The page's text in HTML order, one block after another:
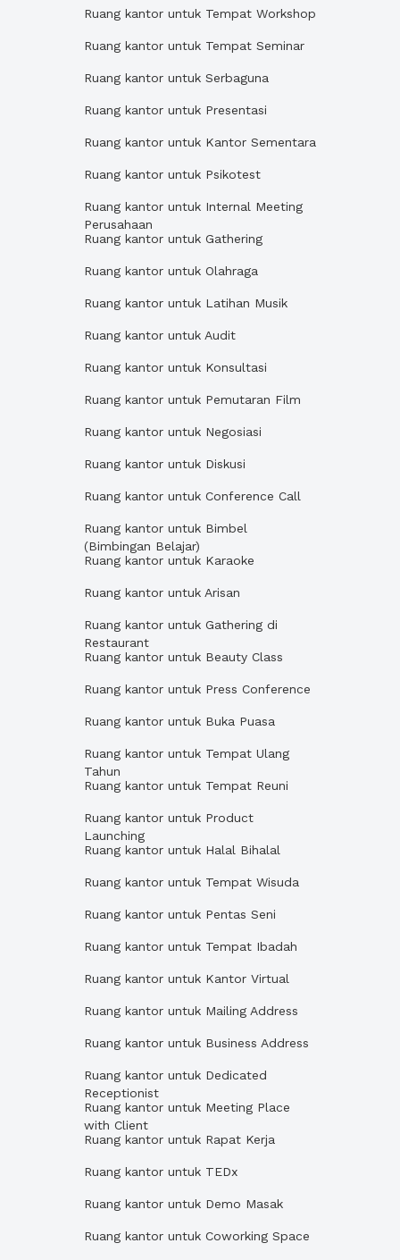
Ruang kantor untuk Tempat Workshop
Ruang kantor untuk Tempat Seminar
Ruang kantor untuk Serbaguna
Ruang kantor untuk Presentasi
Ruang kantor untuk Kantor Sementara
Ruang kantor untuk Psikotest
Ruang kantor untuk Internal Meeting
Perusahaan
Ruang kantor untuk Gathering
Ruang kantor untuk Olahraga
Ruang kantor untuk Latihan Musik
Ruang kantor untuk Audit
Ruang kantor untuk Konsultasi
Ruang kantor untuk Pemutaran Film
Ruang kantor untuk Negosiasi
Ruang kantor untuk Diskusi
Ruang kantor untuk Conference Call
Ruang kantor untuk Bimbel
(Bimbingan Belajar)
Ruang kantor untuk Karaoke
Ruang kantor untuk Arisan
Ruang kantor untuk Gathering di
Restaurant
Ruang kantor untuk Beauty Class
Ruang kantor untuk Press Conference
Ruang kantor untuk Buka Puasa
Ruang kantor untuk Tempat Ulang
Tahun
Ruang kantor untuk Tempat Reuni
Ruang kantor untuk Product
Launching
Ruang kantor untuk Halal Bihalal
Ruang kantor untuk Tempat Wisuda
Ruang kantor untuk Pentas Seni
Ruang kantor untuk Tempat Ibadah
Ruang kantor untuk Kantor Virtual
Ruang kantor untuk Mailing Address
Ruang kantor untuk Business Address
Ruang kantor untuk Dedicated
Receptionist
Ruang kantor untuk Meeting Place
with Client
Ruang kantor untuk Rapat Kerja
Ruang kantor untuk TEDx
Ruang kantor untuk Demo Masak
Ruang kantor untuk Coworking Space